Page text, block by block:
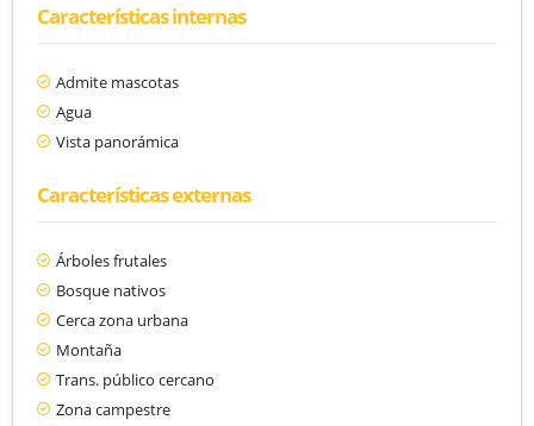
Características internas
Admite mascotas
Agua
Vista panorámica
Características externas
Árboles frutales
Bosque nativos
Cerca zona urbana
Montaña
Trans. público cercano
Zona campestre